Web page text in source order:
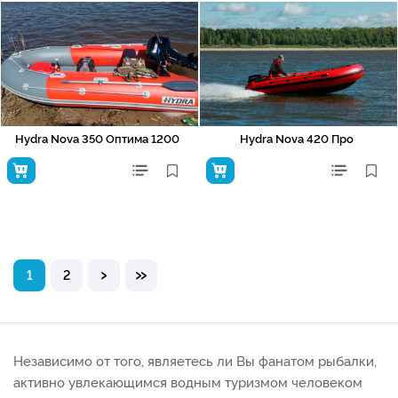
Hydra Nova 350 Оптима 1200 Hydra Nova 420 Про
1 2 › »
Независимо от того, являетесь ли Вы фанатом рыбалки,
активно увлекающимся водным туризмом человеком